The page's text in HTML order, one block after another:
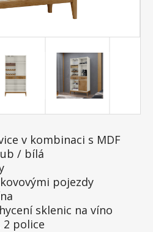
v kombinaci s MDF
/ bílá
pojezdy
sklenic na víno
2 police